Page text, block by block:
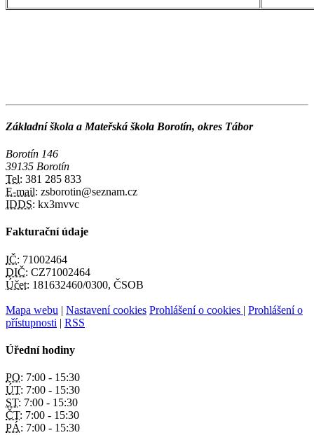
Základní škola a Mateřská škola Borotín, okres Tábor
Borotín 146
39135 Borotín
Tel: 381 285 833
E-mail: zsborotin@seznam.cz
IDDS: kx3mvvc
Fakturační údaje
IČ: 71002464
DIČ: CZ71002464
Účet: 181632460/0300, ČSOB
Mapa webu | Nastavení cookies Prohlášení o cookies | Prohlášení o
přístupnosti | RSS
Úřední hodiny
PO: 7:00 - 15:30
ÚT: 7:00 - 15:30
ST: 7:00 - 15:30
ČT: 7:00 - 15:30
PÁ: 7:00 - 15:30